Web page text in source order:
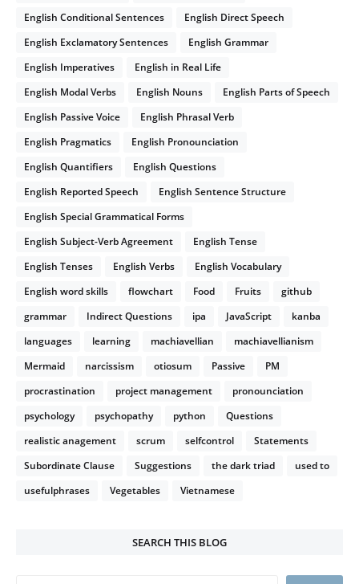
English Conditional Sentences
English Direct Speech
English Exclamatory Sentences
English Grammar
English Imperatives
English in Real Life
English Modal Verbs
English Nouns
English Parts of Speech
English Passive Voice
English Phrasal Verb
English Pragmatics
English Pronounciation
English Quantifiers
English Questions
English Reported Speech
English Sentence Structure
English Special Grammatical Forms
English Subject-Verb Agreement
English Tense
English Tenses
English Verbs
English Vocabulary
English word skills
flowchart Food Fruits
github
grammar
Indirect Questions ipa JavaScript
kanba
languages
learning machiavellian
machiavellianism
Mermaid
narcissism otiosum Passive
PM
procrastination
project management
pronounciation
psychology
psychopathy python
Questions
realistic anagement
scrum selfcontrol
Statements
Subordinate Clause
Suggestions the dark triad
used to
usefulphrases
Vegetables Vietnamese
SEARCH THIS BLOG